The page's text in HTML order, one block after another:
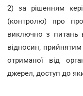
2) за рішенням
(контролю) про
виключно з питань
відносин, прийнятим
отриманої від
джерел, доступ до